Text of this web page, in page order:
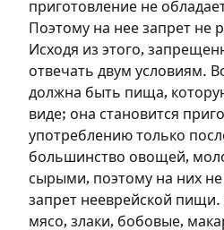
приготовление не
Поэтому на нее запрет не
Исходя из этого,
отвечать двум условиям.
должна быть пища,
виде; она становится
употреблению только
большинство овощей,
сырыми, поэтому на них не
запрет нееврейской пищи.
мясо, злаки, бобовые,